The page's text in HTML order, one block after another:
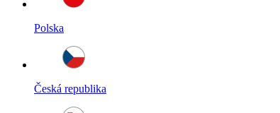
Polska
Česká republika